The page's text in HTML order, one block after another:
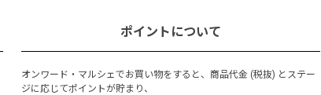
ポイントについて
オンワード・マルシェでお買い物をすると、商品代金 (税抜) とステー
ジに応じてポイントが貯まり、